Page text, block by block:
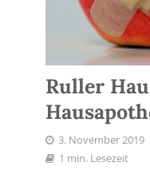
Ruller
3. November 2019
1 min. Lesezeit